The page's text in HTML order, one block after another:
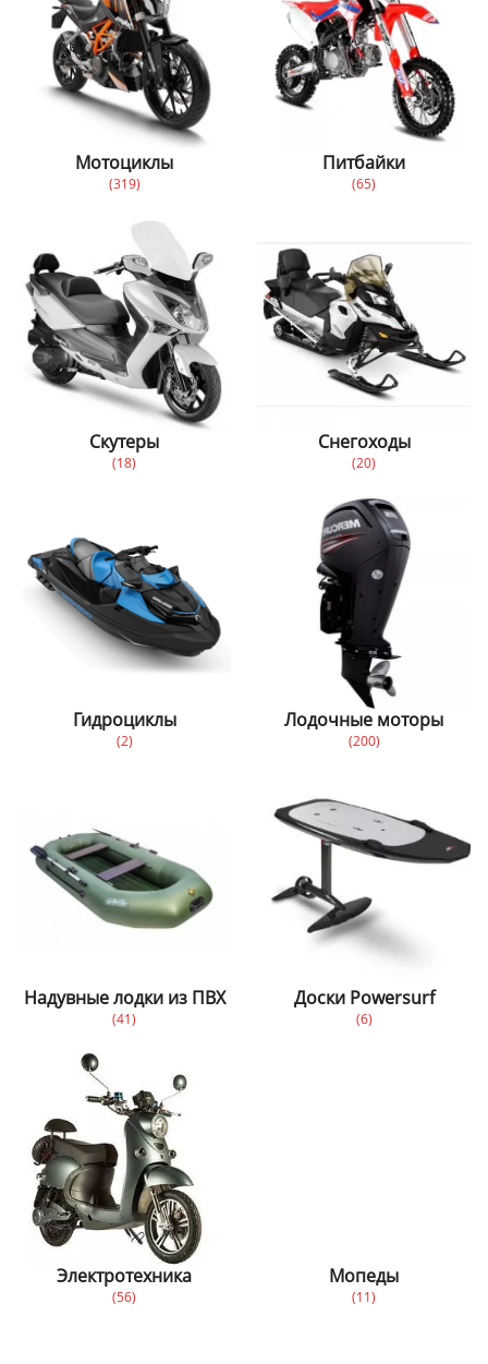
Мотоциклы
(319)
Питбайки
(65)
Скутеры
(18)
Снегоходы
(20)
Гидроциклы
(2)
Лодочные моторы
(200)
Надувные лодки из ПВХ
(41)
Доски Powersurf
(6)
Электротехника
(56)
Мопеды
(11)